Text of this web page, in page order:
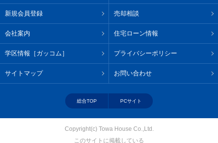
新規会員登録 売却相談
会社案内 住宅ローン情報
学区情報［ガッコム］ プライバシーポリシー
サイトマップ お問い合わせ
総合TOP PCサイト
Copyright(c) Towa House Co.,Ltd.
このサイトに掲載している